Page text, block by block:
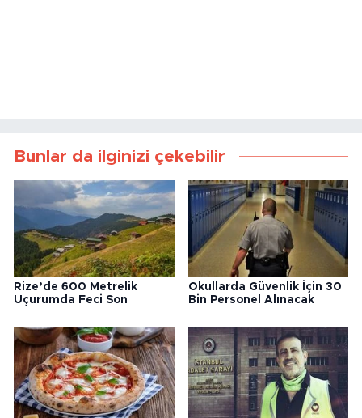
Bunlar da ilginizi çekebilir
Rize’de 600 Metrelik
Uçurumda Feci Son
Okullarda Güvenlik İçin 30
Bin Personel Alınacak